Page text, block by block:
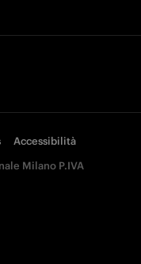
Accessibilità
Milano P.IVA